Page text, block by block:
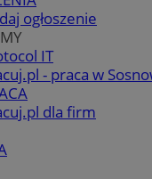
ogłoszenie
IT
- praca w
dla firm